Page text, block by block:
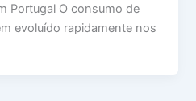
Portugal O consumo de
evoluído rapidamente nos